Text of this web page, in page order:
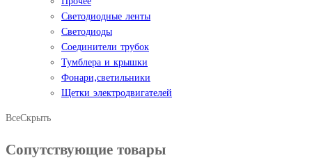
Светодиодные ленты
Светодиоды
Соединители трубок
Тумблера и крышки
Фонари,светильники
Щетки электродвигателей
ВсеСкрыть
Сопутствующие товары